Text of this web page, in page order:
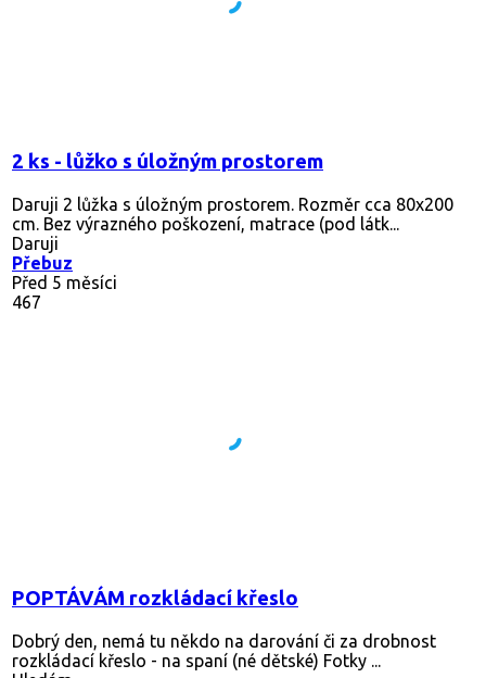
2 ks - lůžko s úložným prostorem
Daruji 2 lůžka s úložným prostorem. Rozměr cca 80x200
cm. Bez výrazného poškození, matrace (pod látk...
Daruji
Přebuz
Před 5 měsíci
467
POPTÁVÁM rozkládací křeslo
Dobrý den, nemá tu někdo na darování či za drobnost
rozkládací křeslo - na spaní (né dětské) Fotky ...